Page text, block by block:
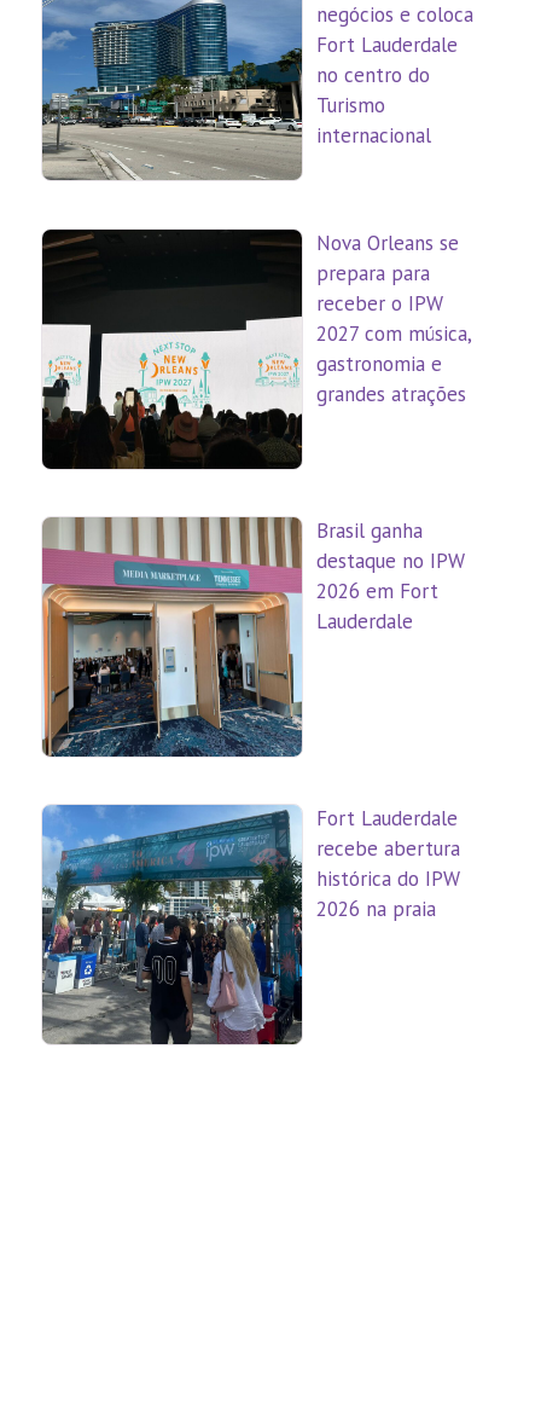
negócios e coloca
Fort Lauderdale
no centro do
Turismo
internacional
Nova Orleans se
prepara para
receber o IPW
2027 com música,
gastronomia e
grandes atrações
Brasil ganha
destaque no IPW
2026 em Fort
Lauderdale
Fort Lauderdale
recebe abertura
histórica do IPW
2026 na praia